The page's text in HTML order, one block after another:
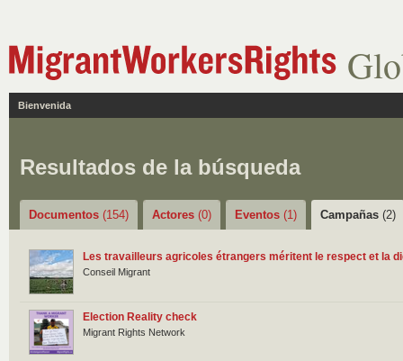
Bienvenida
Resultados de la búsqueda
Documentos (154) Actores (0) Eventos (1) Campañas (2)
Les travailleurs agricoles étrangers méritent le respect et la
Conseil Migrant
Election Reality check
Migrant Rights Network